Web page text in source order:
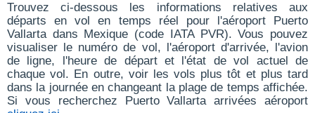
Trouvez ci-dessous les informations relatives aux
départs en vol en temps réel pour l'aéroport Puerto
Vallarta dans Mexique (code IATA PVR). Vous pouvez
visualiser le numéro de vol, l'aéroport d'arrivée, l'avion
de ligne, l'heure de départ et l'état de vol actuel de
chaque vol. En outre, voir les vols plus tôt et plus tard
dans la journée en changeant la plage de temps affichée.
Si vous recherchez Puerto Vallarta arrivées aéroport